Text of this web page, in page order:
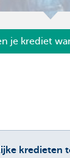
je krediet
kredieten